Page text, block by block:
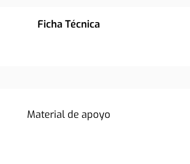
Ficha Técnica
Material de apoyo